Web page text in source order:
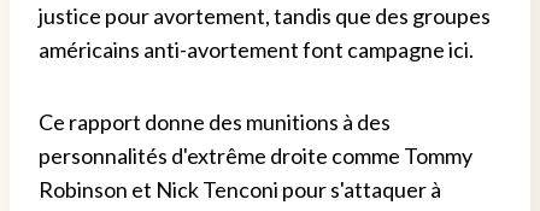
justice pour avortement, tandis que des groupes
américains anti-avortement font campagne ici.
Ce rapport donne des munitions à des
personnalités d'extrême droite comme Tommy
Robinson et Nick Tenconi pour s'attaquer à